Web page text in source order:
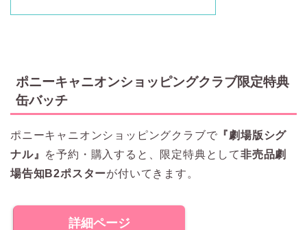
ポニーキャニオンショッピングクラブ限定特典
缶バッチ
ポニーキャニオンショッピングクラブで 『劇場版シグ
ナル』 を予約・購入すると、限定特典として非売品劇
場告知B2ポスターが付いてきます。
詳細ページ